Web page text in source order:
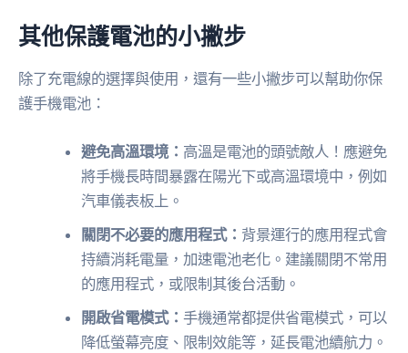
其他保護電池的小撇步
除了充電線的選擇與使用，還有一些小撇步可以幫助你保
護手機電池：
避免高溫環境： 高溫是電池的頭號敵人！應避免
將手機長時間暴露在陽光下或高溫環境中，例如
汽車儀表板上。
關閉不必要的應用程式： 背景運行的應用程式會
持續消耗電量，加速電池老化。建議關閉不常用
的應用程式，或限制其後台活動。
開啟省電模式：手機通常都提供省電模式，可以
降低螢幕亮度、限制效能等，延長電池續航力。